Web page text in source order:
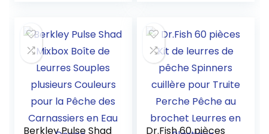
Berkley Pulse Shad
Dr.Fish 60 pièces